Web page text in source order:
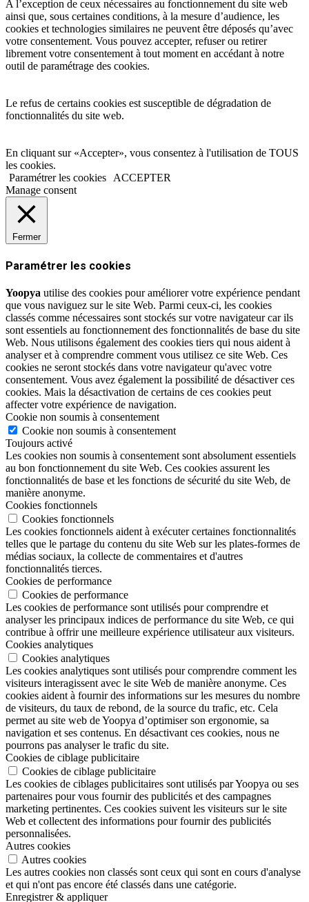
A l’exception de ceux nécessaires au fonctionnement du site web
ainsi que, sous certaines conditions, à la mesure d’audience, les
cookies et technologies similaires ne peuvent être déposés qu’avec
votre consentement. Vous pouvez accepter, refuser ou retirer
librement votre consentement à tout moment en accédant à notre
outil de paramétrage des cookies.
Le refus de certains cookies est susceptible de dégradation de
fonctionnalités du site web.
En cliquant sur «Accepter», vous consentez à l'utilisation de TOUS
les cookies.
Paramétrer les cookies
ACCEPTER
Manage consent
Fermer
Paramétrer les cookies
Yoopya utilise des cookies pour améliorer votre expérience pendant
que vous naviguez sur le site Web. Parmi ceux-ci, les cookies
classés comme nécessaires sont stockés sur votre navigateur car ils
sont essentiels au fonctionnement des fonctionnalités de base du site
Web. Nous utilisons également des cookies tiers qui nous aident à
analyser et à comprendre comment vous utilisez ce site Web. Ces
cookies ne seront stockés dans votre navigateur qu'avec votre
consentement. Vous avez également la possibilité de désactiver ces
cookies. Mais la désactivation de certains de ces cookies peut
affecter votre expérience de navigation.
Cookie non soumis à consentement
Cookie non soumis à consentement
Toujours activé
Les cookies non soumis à consentement sont absolument essentiels
au bon fonctionnement du site Web. Ces cookies assurent les
fonctionnalités de base et les fonctions de sécurité du site Web, de
manière anonyme.
Cookies fonctionnels
Cookies fonctionnels
Les cookies fonctionnels aident à exécuter certaines fonctionnalités
telles que le partage du contenu du site Web sur les plates-formes de
médias sociaux, la collecte de commentaires et d'autres
fonctionnalités tierces.
Cookies de performance
Cookies de performance
Les cookies de performance sont utilisés pour comprendre et
analyser les principaux indices de performance du site Web, ce qui
contribue à offrir une meilleure expérience utilisateur aux visiteurs.
Cookies analytiques
Cookies analytiques
Les cookies analytiques sont utilisés pour comprendre comment les
visiteurs interagissent avec le site Web de manière anonyme. Ces
cookies aident à fournir des informations sur les mesures du nombre
de visiteurs, du taux de rebond, de la source du trafic, etc. Cela
permet au site web de Yoopya d’optimiser son ergonomie, sa
navigation et ses contenus. En désactivant ces cookies, nous ne
pourrons pas analyser le trafic du site.
Cookies de ciblage publicitaire
Cookies de ciblage publicitaire
Les cookies de ciblages publicitaires sont utilisés par Yoopya ou ses
partenaires pour vous fournir des publicités et des campagnes
marketing pertinentes. Ces cookies suivent les visiteurs sur le site
Web et collectent des informations pour fournir des publicités
personnalisées.
Autres cookies
Autres cookies
Les autres cookies non classés sont ceux qui sont en cours d'analyse
et qui n'ont pas encore été classés dans une catégorie.
Enregistrer & appliquer